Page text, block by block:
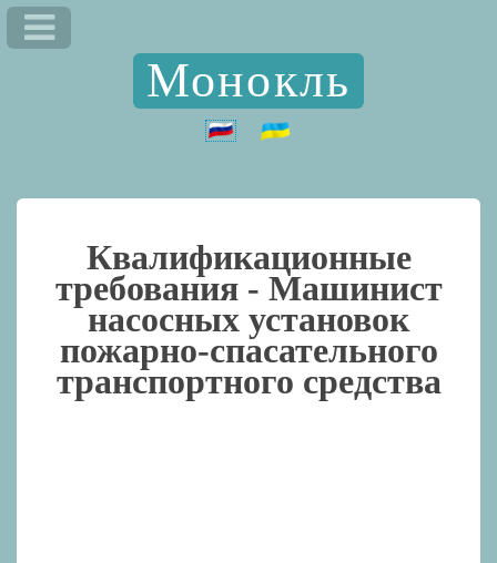
Монокль
Квалификационные
требования - Машинист
насосных установок
пожарно-спасательного
транспортного средства